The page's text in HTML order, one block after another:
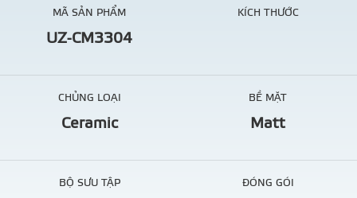
MÃ SẢN PHẨM
UZ-CM3304
KÍCH THƯỚC
CHỦNG LOẠI
Ceramic
BỀ MẶT
Matt
BỘ SƯU TẬP ĐÓNG GÓI